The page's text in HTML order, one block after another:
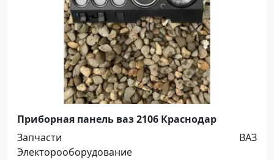
Приборная панель ваз 2106 Краснодар
Запчасти
ВАЗ
Электорооборудование